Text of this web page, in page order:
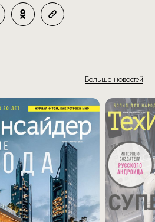
Больше новостей